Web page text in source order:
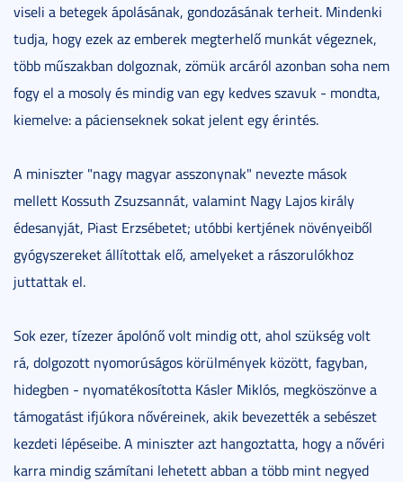
viseli a betegek ápolásának, gondozásának terheit. Mindenki
tudja, hogy ezek az emberek megterhelő munkát végeznek,
több műszakban dolgoznak, zömük arcáról azonban soha nem
fogy el a mosoly és mindig van egy kedves szavuk - mondta,
kiemelve: a pácienseknek sokat jelent egy érintés.
A miniszter "nagy magyar asszonynak" nevezte mások
mellett Kossuth Zsuzsannát, valamint Nagy Lajos király
édesanyját, Piast Erzsébetet; utóbbi kertjének növényeiből
gyógyszereket állítottak elő, amelyeket a rászorulókhoz
juttattak el.
Sok ezer, tízezer ápolónő volt mindig ott, ahol szükség volt
rá, dolgozott nyomorúságos körülmények között, fagyban,
hidegben - nyomatékosította Kásler Miklós, megköszönve a
támogatást ifjúkora nővéreinek, akik bevezették a sebészet
kezdeti lépéseibe. A miniszter azt hangoztatta, hogy a nővéri
karra mindig számítani lehetett abban a több mint negyed